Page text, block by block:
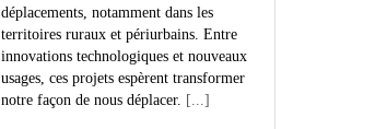
déplacements, notamment dans les
territoires ruraux et périurbains. Entre
innovations technologiques et nouveaux
usages, ces projets espèrent transformer
notre façon de nous déplacer. [...]